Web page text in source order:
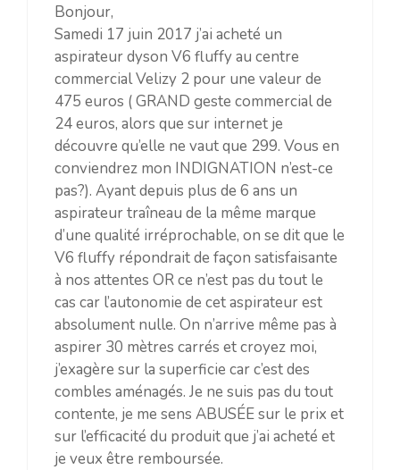
Bonjour,
Samedi 17 juin 2017 j’ai acheté un
aspirateur dyson V6 fluffy au centre
commercial Velizy 2 pour une valeur de
475 euros ( GRAND geste commercial de
24 euros, alors que sur internet je
découvre qu’elle ne vaut que 299. Vous en
conviendrez mon INDIGNATION n’est-ce
pas?). Ayant depuis plus de 6 ans un
aspirateur traîneau de la même marque
d’une qualité irréprochable, on se dit que le
V6 fluffy répondrait de façon satisfaisante
à nos attentes OR ce n’est pas du tout le
cas car l’autonomie de cet aspirateur est
absolument nulle. On n’arrive même pas à
aspirer 30 mètres carrés et croyez moi,
j’exagère sur la superficie car c’est des
combles aménagés. Je ne suis pas du tout
contente, je me sens ABUSÉE sur le prix et
sur l’efficacité du produit que j’ai acheté et
je veux être remboursée.